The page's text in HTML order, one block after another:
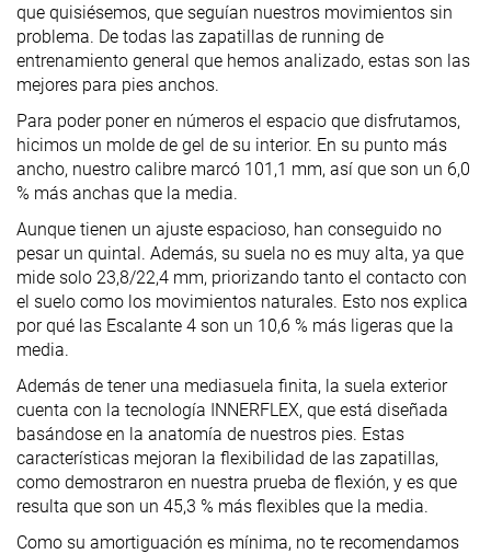
que quisiésemos, que seguían nuestros movimientos sin
problema. De todas las zapatillas de running de
entrenamiento general que hemos analizado, estas son las
mejores para pies anchos.
Para poder poner en números el espacio que disfrutamos,
hicimos un molde de gel de su interior. En su punto más
ancho, nuestro calibre marcó 101,1 mm, así que son un 6,0
% más anchas que la media.
Aunque tienen un ajuste espacioso, han conseguido no
pesar un quintal. Además, su suela no es muy alta, ya que
mide solo 23,8/22,4 mm, priorizando tanto el contacto con
el suelo como los movimientos naturales. Esto nos explica
por qué las Escalante 4 son un 10,6 % más ligeras que la
media.
Además de tener una mediasuela finita, la suela exterior
cuenta con la tecnología INNERFLEX, que está diseñada
basándose en la anatomía de nuestros pies. Estas
características mejoran la flexibilidad de las zapatillas,
como demostraron en nuestra prueba de flexión, y es que
resulta que son un 45,3 % más flexibles que la media.
Como su amortiguación es mínima, no te recomendamos